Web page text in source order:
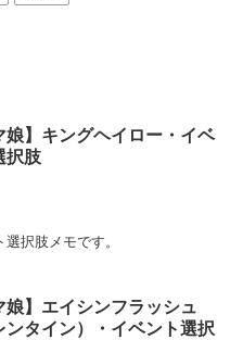
娘】キングヘイロー・イベ
択肢
択肢メモです。
娘】エイシンフラッシュ
ンタイン）・イベント選択